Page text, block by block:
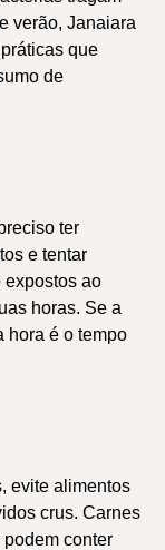
verão, Janaiara
que
de
ter
e tentar
expostos ao
horas. Se a
hora é o tempo
evite alimentos
crus. Carnes
conter